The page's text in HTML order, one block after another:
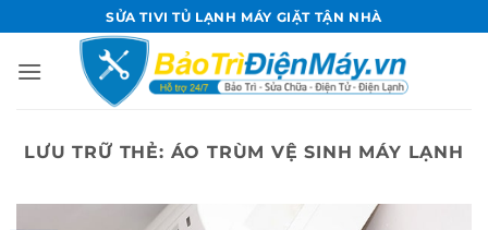
qua
nội
SỬA TIVI TỦ LẠNH MÁY GIẶT TẬN NHÀ
LƯU TRỮ THẺ: ÁO TRÙM VỆ SINH MÁY LẠNH